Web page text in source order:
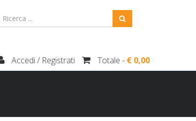
Accedi / Registrati Totale - € 0,00